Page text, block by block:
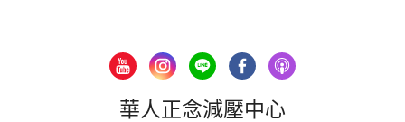
華人正念減壓中心